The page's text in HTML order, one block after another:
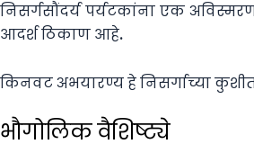
निसर्गसौंदर्य पर्यटकांना एक
आदर्श ठिकाण आहे.
किनवट अभयारण्य हे निसर्गाच्या
भौगोलिक वैशिष्ट्ये